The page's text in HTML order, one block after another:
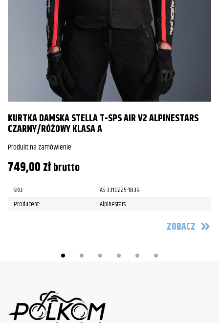
KURTKA DAMSKA STELLA T-SPS AIR V2 ALPINESTARS
CZARNY/RÓŻOWY KLASA A
Produkt na zamówienie
749,00złbrutto
SKU:
AS-3310225-1839
Producent:
Alpinestars
ZOBACZ